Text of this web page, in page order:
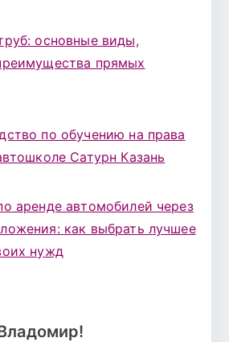
основные виды,
прямых
по обучению на права
Сатурн Казань
аренде автомобилей через
как выбрать лучшее
нужд